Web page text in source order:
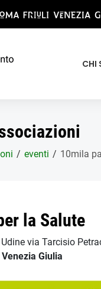
CHI
eventi 10mila
la Salute
via Tarcisio
Giulia